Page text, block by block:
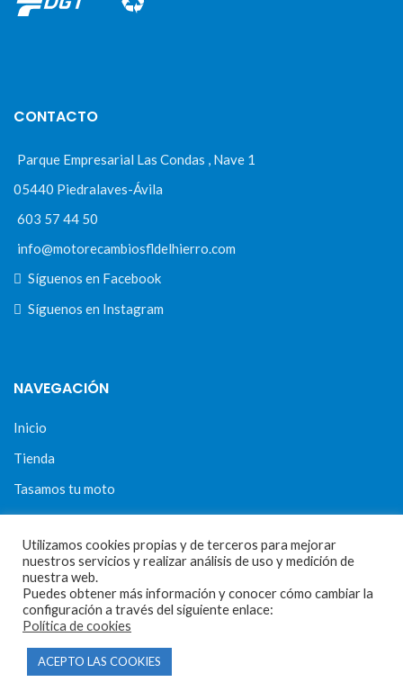
CONTACTO
Parque Empresarial Las Condas , Nave 1
05440 Piedralaves-Ávila
603 57 44 50
info@motorecambiosfldelhierro.com
Síguenos en Facebook
Síguenos en Instagram
NAVEGACIÓN
Inicio
Tienda
Tasamos tu moto
Contacto
CONDICIONES Y AVISOS LEGALES
Condiciones de compra
Aviso legal
Utilizamos cookies propias y de terceros para mejorar
nuestros servicios y realizar análisis de uso y medición de
nuestra web.
Puedes obtener más información y conocer cómo cambiar la
configuración a través del siguiente enlace:
Política de cookies
ACEPTO LAS COOKIES